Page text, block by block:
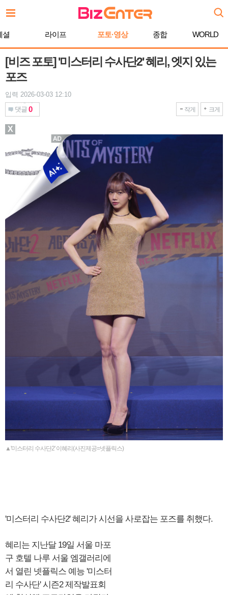
문
로
기
셜 라이프 포토·영상 종합 WORLD
[비즈 포토] '미스터리 수사단2' 혜리, 엣지 있는
포즈
입력 2026-03-03 12:10
댓글 0 작게 크게
▲'미스터리 수사단2' 이혜리(사진제공=넷플릭스)
'미스터리 수사단2' 혜리가 시선을 사로잡는 포즈를 취했다.
혜리는 지난달 19일 서울 마포
구 호텔 나루 서울 엠갤러리에
서 열린 넷플릭스 예능 '미스터
리 수사단' 시즌2 제작발표회
X